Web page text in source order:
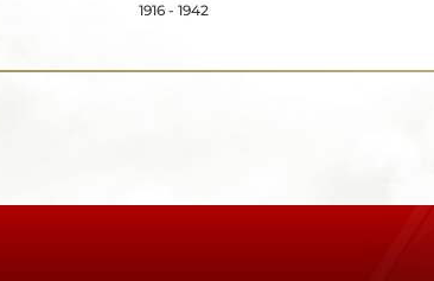
1916 - 1942